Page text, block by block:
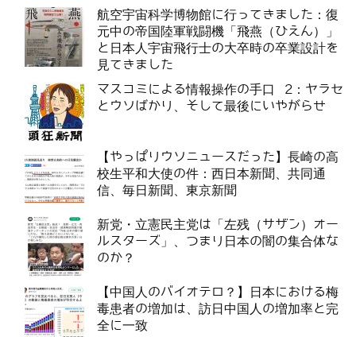
航空宇宙科学博物館に行ってきました：復
元中の帝国陸軍戦闘機「飛燕（ひえん）」
と日本人宇宙飛行士の大卒時の卒業設計を
見てきました
マスコミによる情報操作の手口 2：ヤラセ
とウソばかり、そして最後にいやがらせ
【やっぱりウソニュースだった】長崎の高
校生平和大使の件：西日本新聞、共同通
信、毎日新聞、東京新聞
新党・立憲民主党は「左残（サザン）オー
ルスターズ」、つまり日本の闇の集合体な
のか？
【中国人のバイオテロ？】日本における梅
毒患者の増加は、訪日中国人の増加率と完
全に一致